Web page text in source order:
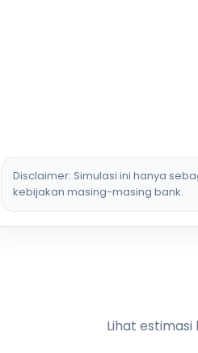
Disclaimer: Simulasi ini hanya
kebijakan masing-masing bank.
Lihat